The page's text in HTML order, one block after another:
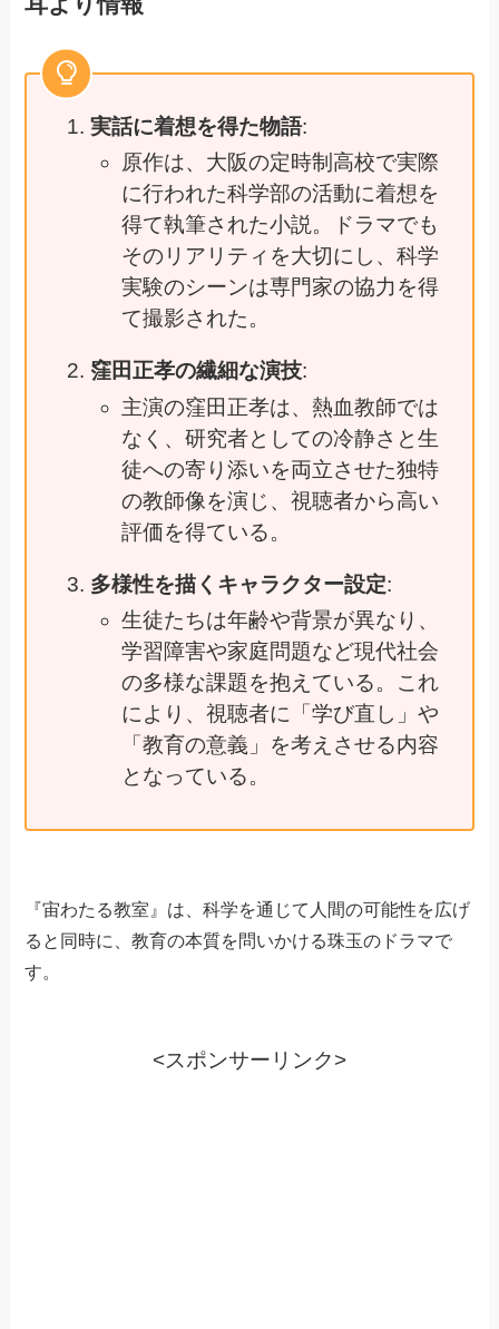
実話に着想を得た物語:
原作は、大阪の定時制高校で実際
に行われた科学部の活動に着想を
得て執筆された小説。ドラマでも
そのリアリティを大切にし、科学
実験のシーンは専門家の協力を得
て撮影された。
窪田正孝の繊細な演技:
主演の窪田正孝は、熱血教師では
なく、研究者としての冷静さと生
徒への寄り添いを両立させた独特
の教師像を演じ、視聴者から高い
評価を得ている。
多様性を描くキャラクター設定:
生徒たちは年齢や背景が異なり、
学習障害や家庭問題など現代社会
の多様な課題を抱えている。これ
により、視聴者に「学び直し」や
「教育の意義」を考えさせる内容
となっている。
『宙わたる教室』は、科学を通じて人間の可能性を広げ
ると同時に、教育の本質を問いかける珠玉のドラマで
す。
<スポンサーリンク>